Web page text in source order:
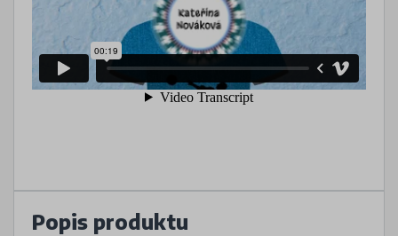
Popis produktu